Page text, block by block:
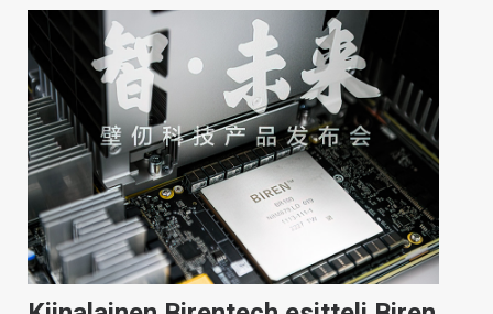
TIETOA
HINTA.FI
KAUPPA
VAIHDA TEEMA
HAKU